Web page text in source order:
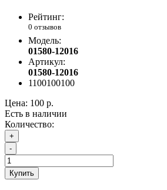
Рейтинг:
0 отзывов
Модель:
01580-12016
Артикул:
01580-12016
1100100100
Цена: 100 р.
Есть в наличии
Количество:
+
-
Купить